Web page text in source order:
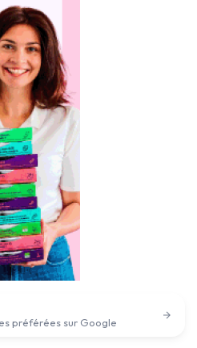
préférées sur Google